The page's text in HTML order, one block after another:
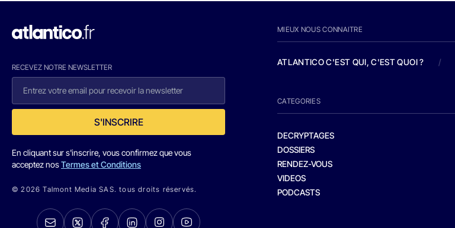
RECEVEZ NOTRE NEWSLETTER
S'INSCRIRE
En cliquant sur s'inscrire, vous confirmez que vous
acceptez nosTermes et Conditions
© 2026 Talmont Media SAS. tous droits réservés.
MIEUX NOUS CONNAITRE
ATLANTICO C'EST QUI, C'EST QUOI ? /
CATEGORIES
DECRYPTAGES
DOSSIERS
RENDEZ-VOUS
VIDEOS
PODCASTS